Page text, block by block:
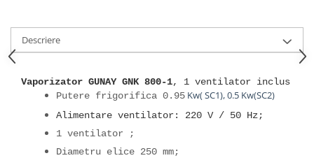
Descriere
Vaporizator GUNAY GNK 800-1, 1 ventilator inclus
Putere frigorifica 0.95 Kw( SC1), 0.5 Kw(SC2)
Alimentare ventilator: 220 V / 50 Hz;
1 ventilator ;
Diametru elice 250 mm;